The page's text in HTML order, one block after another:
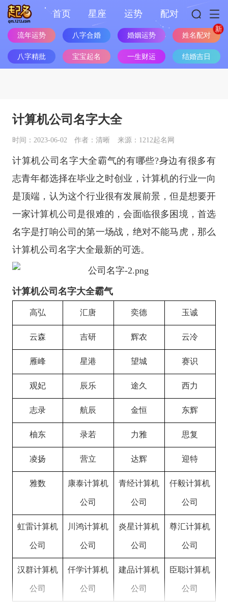
首页 星座 运势 配对
流年运势 八字合婚 婚姻运势 姓名配对
八字精批 宝宝起名 一生财运 结婚吉日
计算机公司名字大全
时间：2023-06-02 作者：清晰 来源：1212起名网
计算机公司名字大全霸气的有哪些?身边有很多有
志青年都选择在毕业之时创业，计算机的行业一向
是顶端，认为这个行业很有发展前景，但是想要开
一家计算机公司是很难的，会面临很多困境，首选
名字是打响公司的第一场战，绝对不能马虎，那么
计算机公司名字大全最新的可选。
计算机公司名字大全霸气
高弘 汇唐 奕德 玉诚
云森 吉研 辉农 云冷
雁峰 星港 望城 赛识
观妃 辰乐 途久 西力
志录 航辰 金恒 东辉
柚东 录若 力雅 思复
凌扬 营立 达辉 迎特
雅数 康泰计算机
公司
青经计算机
公司
仟毅计算机
公司
虹雷计算机
公司
川鸿计算机
公司
炎星计算机
公司
尊汇计算机
公司
汉群计算机
公司
仟学计算机
公司
建品计算机
公司
臣聪计算机
公司